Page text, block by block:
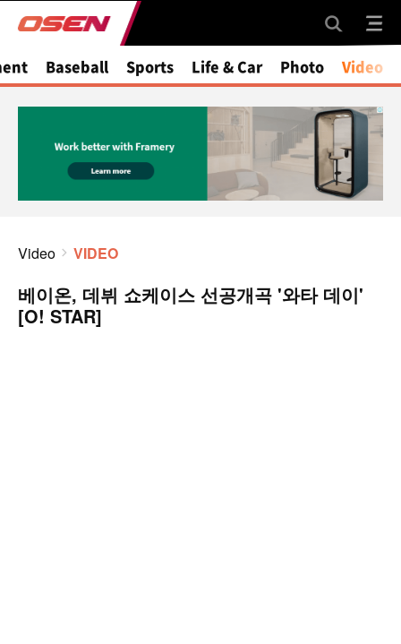
Baseball Sports Life & Car Photo Video
Video VIDEO
베이온, 데뷔 쇼케이스 선공개곡 '와타 데이'
[O! STAR]